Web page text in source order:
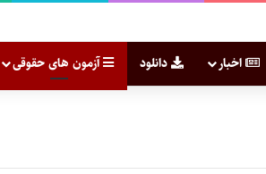
اخبار دانلود آزمون های حقوقی